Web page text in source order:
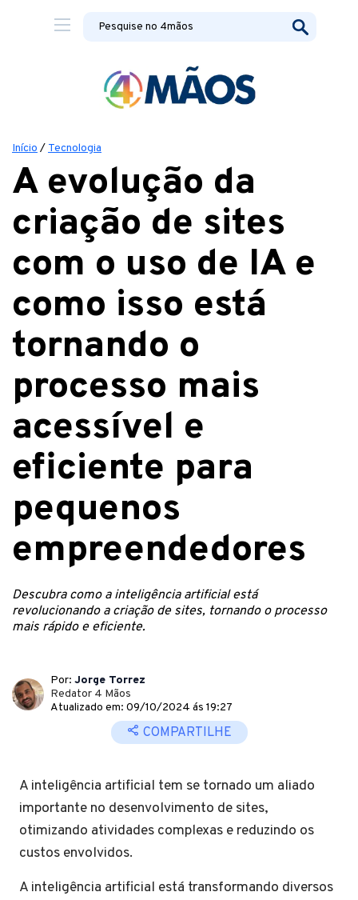
Início / Tecnologia
A evolução da
criação de sites
com o uso de IA e
como isso está
tornando o
processo mais
acessível e
eficiente para
pequenos
empreendedores
Descubra como a inteligência artificial está
revolucionando a criação de sites, tornando o processo
mais rápido e eficiente.
Por: Jorge Torrez
Redator 4 Mãos
Atualizado em: 09/10/2024 ás 19:27
COMPARTILHE
A inteligência artificial tem se tornado um aliado
importante no desenvolvimento de sites,
otimizando atividades complexas e reduzindo os
custos envolvidos.
A inteligência artificial está transformando diversos